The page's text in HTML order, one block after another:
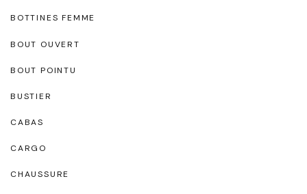
BOTTINES FEMME
BOUT OUVERT
BOUT POINTU
BUSTIER
CABAS
CARGO
CHAUSSURE